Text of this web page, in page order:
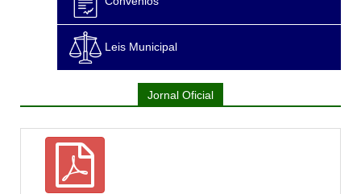
Leis Municipal
Jornal Oficial